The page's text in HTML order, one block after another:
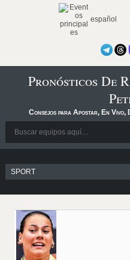
español
Pronósticos De
Consejos para Apostar, En Vivo,